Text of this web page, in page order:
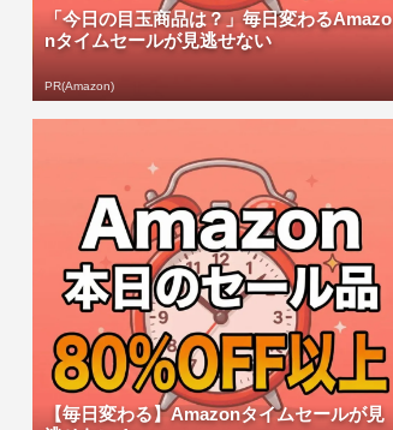
「今日の目玉商品は？」毎日変わるAmazo
nタイムセールが見逃せない
PR(Amazon)
【毎日変わる】Amazonタイムセールが見